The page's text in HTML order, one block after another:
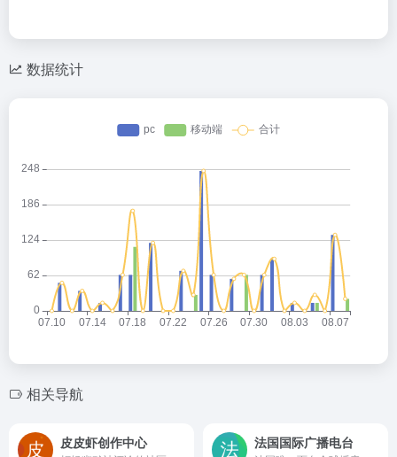
数据统计
相关导航
皮皮虾创作中心 法国国际广播电台